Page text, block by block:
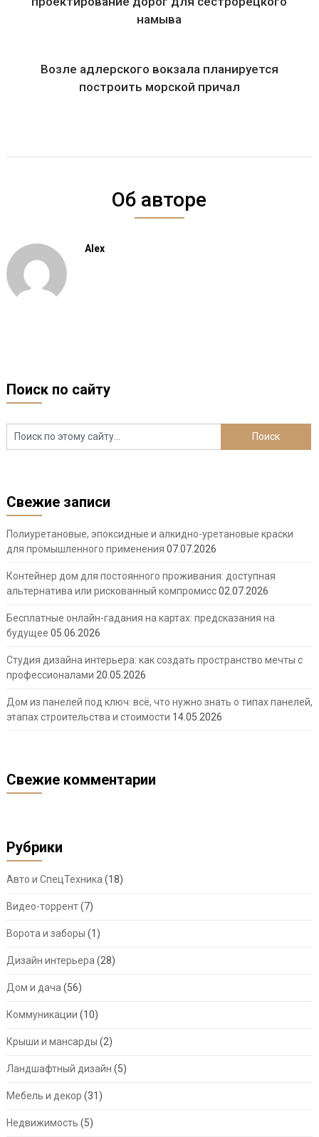
намыва
Возле адлерского вокзала планируется
построить морской причал
Об авторе
Alex
Поиск по сайту
Свежие записи
Полиуретановые, эпоксидные и алкидно-уретановые краски
для промышленного применения 07.07.2026
Контейнер дом для постоянного проживания: доступная
альтернатива или рискованный компромисс02.07.2026
Бесплатные онлайн-гадания на картах: предсказания на
будущее 05.06.2026
Студия дизайна интерьера: как создать пространство мечты с
профессионалами 20.05.2026
Дом из панелей под ключ: всё, что нужно знать о типах панелей,
этапах строительства и стоимости 14.05.2026
Свежие комментарии
Рубрики
Авто и СпецТехника (18)
Видео-торрент(7)
Ворота и заборы (1)
Дизайн интерьера (28)
Дом и дача (56)
Коммуникации (10)
Крыши и мансарды (2)
Ландшафтный дизайн (5)
Мебель и декор (31)
Недвижимость (5)